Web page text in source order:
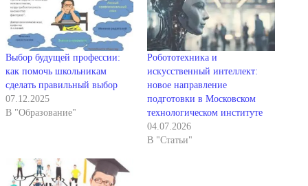
Выбор будущей профессии:
как помочь школьникам
сделать правильный выбор
07.12.2025
В "Образование"
Робототехника и
искусственный интеллект:
новое направление
подготовки в Московском
технологическом институте
04.07.2026
В "Статьи"